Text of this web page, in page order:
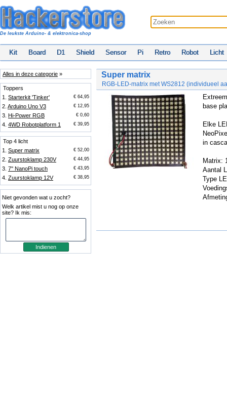
De leukste Arduino- & elektronica-shop
Kit Board D1 Shield Sensor Pi Retro Robot Licht
Alles in deze categorie »
Toppers
1. Starterkit 'Tinker' € 64,95
2. Arduino Uno V3 € 12,95
3. Hi-Power RGB € 0,60
4. 4WD Robotplatform 1 € 39,95
Top 4 licht
1. Super matrix € 52,00
2. Zuurstoklamp 230V € 44,95
3. 7'' NanoPi touch € 43,95
4. Zuurstoklamp 12V € 38,95
Niet gevonden wat u zocht?
Welk artikel mist u nog op onze
site? Ik mis:
Super matrix
RGB-LED-matrix met WS2812 (individueel
base
Elke
in
Matrix:
Aantal
Type